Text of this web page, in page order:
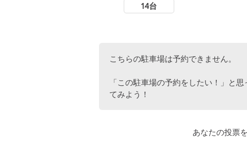
14台
こちらの駐車場は予約できません。
「この駐車場の予約をしたい！」と
てみよう！
あなたの投票